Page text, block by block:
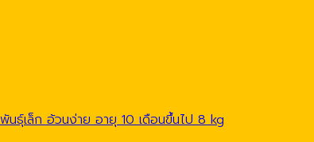
นธุ์เล็ก อ้วนง่าย อายุ 10 เดือนขึ้นไป 8 kg